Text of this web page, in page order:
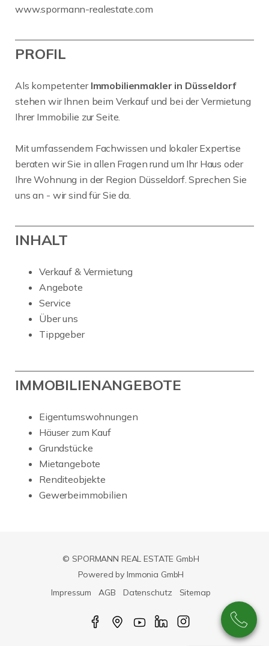
www.spormann-realestate.com
PROFIL
Als kompetenter Immobilienmakler in Düsseldorf
stehen wir Ihnen beim Verkauf und bei der Vermietung
Ihrer Immobilie zur Seite.
Mit umfassendem Fachwissen und lokaler Expertise
beraten wir Sie in allen Fragen rund um Ihr Haus oder
Ihre Wohnung in der Region Düsseldorf. Sprechen Sie
uns an - wir sind für Sie da.
INHALT
Verkauf & Vermietung
Angebote
Service
Über uns
Tippgeber
IMMOBILIENANGEBOTE
Eigentumswohnungen
Häuser zum Kauf
Grundstücke
Mietangebote
Renditeobjekte
Gewerbeimmobilien
© SPORMANN REAL ESTATE GmbH
Powered by Immonia GmbH
Impressum
AGB Datenschutz Sitemap